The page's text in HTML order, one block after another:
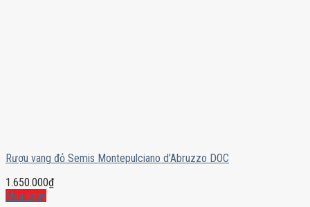
Rượu vang đỏ Semis Montepulciano d’Abruzzo DOC
1.650.000₫
Mua ngay